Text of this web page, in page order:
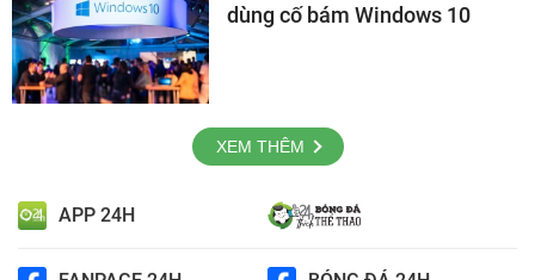
dùng cố bám Windows 10
XEM THÊM
APP 24H